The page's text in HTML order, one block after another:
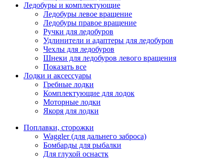
Ледобуры и комплектующие
Ледобуры левое вращение
Ледобуры правое вращение
Ручки для ледобуров
Удлинители и адаптеры для ледобуров
Чехлы для ледобуров
Шнеки для ледобуров левого вращения
Показать все
Лодки и аксессуары
Гребные лодки
Комплектующие для лодок
Моторные лодки
Якоря для лодки
Поплавки, сторожки
Waggler (для дальнего заброса)
Бомбарды для рыбалки
Для глухой оснастк